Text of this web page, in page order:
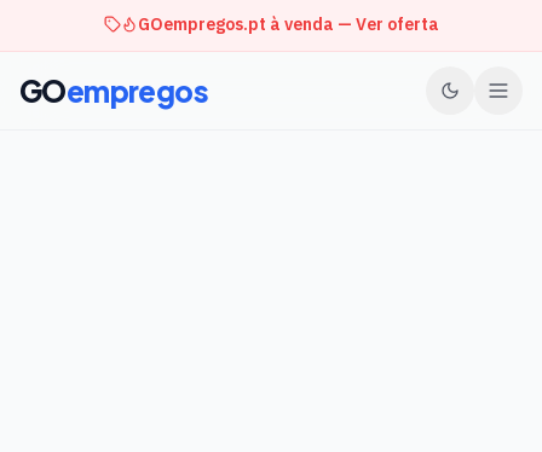
GOempregos.pt à venda — Ver oferta
GOempregos